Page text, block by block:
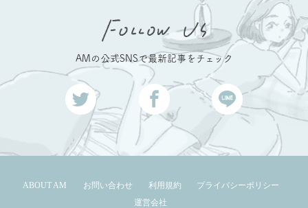
AMの公式SNSで最新記事をチェック
ABOUT AM お問い合わせ 利用規約
プライバシーポリシー
運営会社